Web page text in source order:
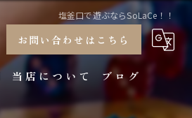
塩釜口で遊ぶならSoLaCe！！
お問い合わせはこちら
当店について ブログ